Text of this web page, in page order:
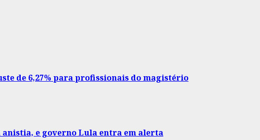
de 6,27% para profissionais do magistério
e governo Lula entra em alerta